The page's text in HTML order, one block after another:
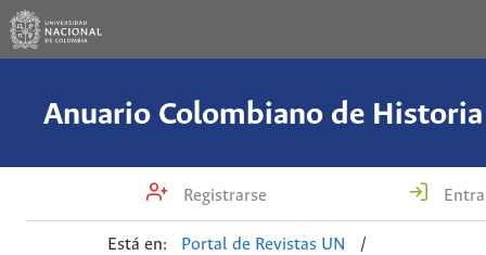
Registrarse
Está en: Portal de Revistas UN
/